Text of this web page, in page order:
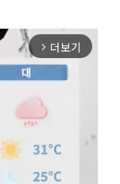
arrow_forward_ios 더보기